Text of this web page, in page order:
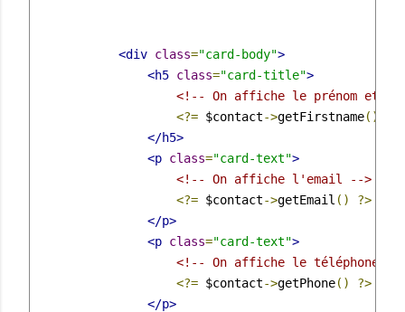
<div class="card-body">
<h5 class="card-title">
<!-- On affiche le prénom et le
<?= $contact->getFirstname()
</h5>
<p class="card-text">
<!-- On affiche l'email -->
<?= $contact->getEmail ()
?>
</p>
<p class="card-text">
<!-- On affiche le téléphone --
<?= $contact->getPhone()
?>
</p>